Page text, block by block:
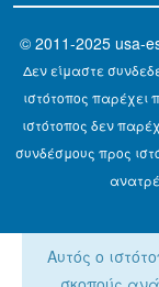
© 2011-2025 usa-
Δεν είμαστε
ιστότοπος παρέχει
ιστότοπος δεν
συνδέσμους προς
Αυτός ο